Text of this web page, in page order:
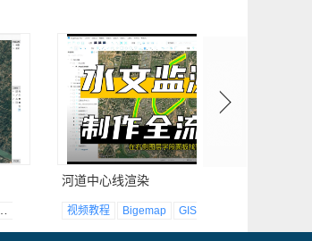
河道中心线渲染
视频教程 Bigemap GIS教程